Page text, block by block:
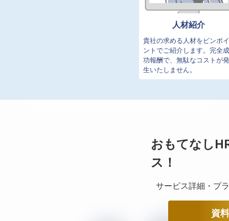
人材紹介
貴社の求める人材をピンポイ
ントでご紹介します。完全成
功報酬で、無駄なコストが発
生いたしません。
おもてなし
ス！
サービス詳細・プ
資